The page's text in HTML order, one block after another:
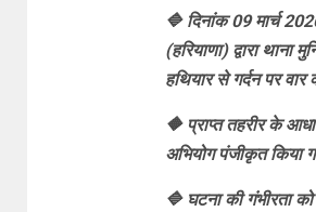
🔷 दिनांक 09 मार्च
(हरियाणा) द्वारा थाना
हथियार से गर्दन पर
🔶 प्राप्त तहरीर के
अभियोग पंजीकृत किया
🔷 घटना की गंभीरता